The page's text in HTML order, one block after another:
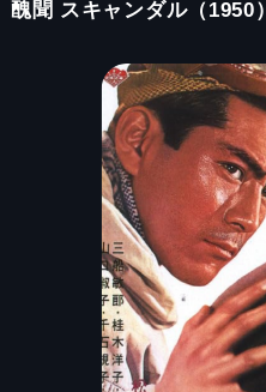
醜聞 スキャンダル（1950）